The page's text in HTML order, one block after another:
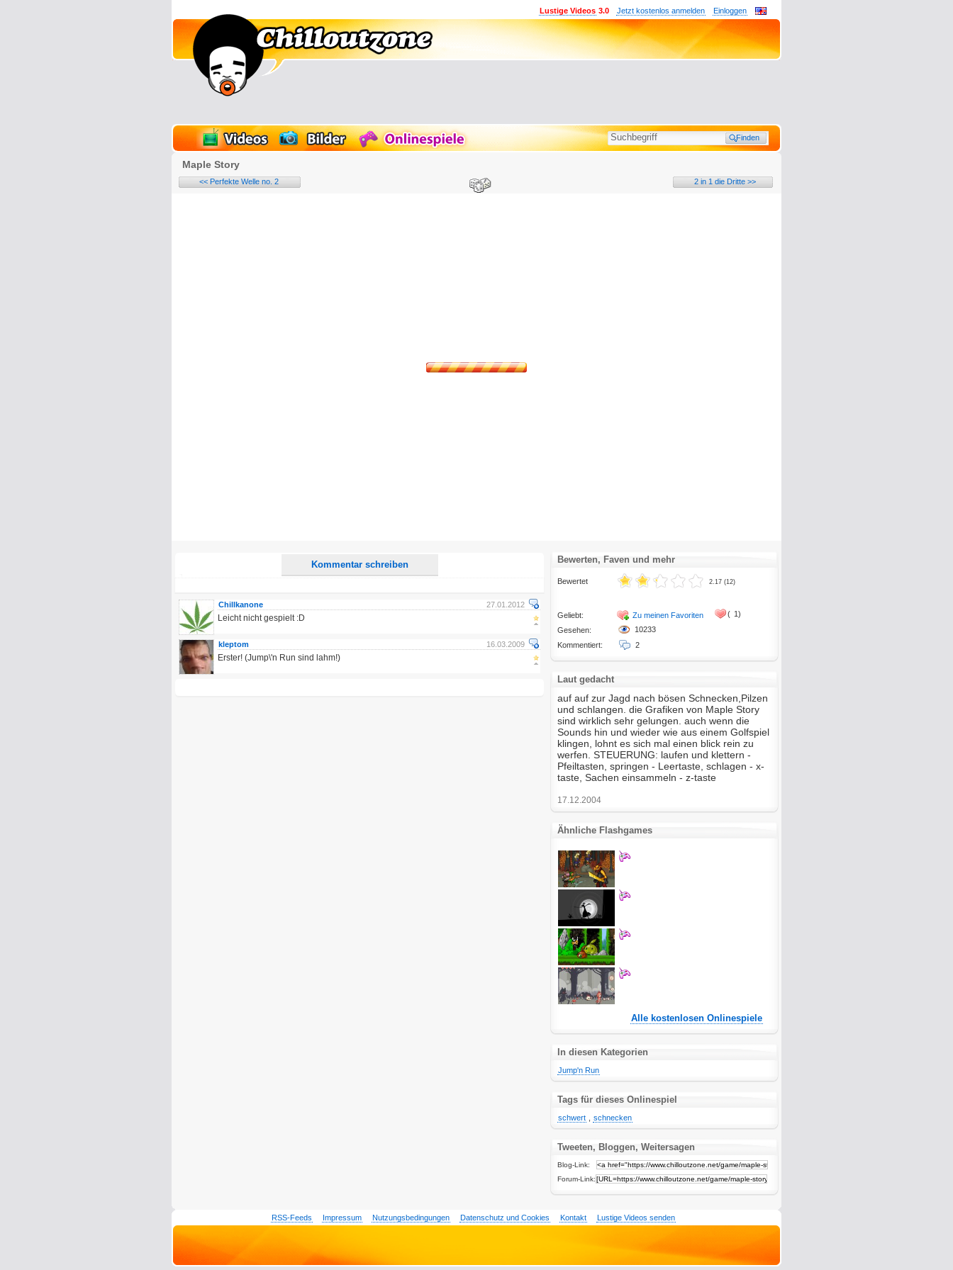
Einloggen
Jetzt kostenlos anmelden
Lustige Videos 3.0
Maple Story
<< Perfekte Welle no. 2 2 in 1 die Dritte >>
Kommentar schreiben
27.01.2012
Chillkanone
Leicht nicht gespielt :D
16.03.2009
kleptom
Erster! (Jump\'n Run sind lahm!)
Bewerten, Faven und mehr
Bewertet
Geliebt:
Gesehen:
Kommentiert:
2.17 (12)
Zu meinen Favoriten
10233
2
( 1)
Laut gedacht
auf auf zur Jagd nach bösen Schnecken,Pilzen
und schlangen. die Grafiken von Maple Story
sind wirklich sehr gelungen. auch wenn die
Sounds hin und wieder wie aus einem Golfspiel
klingen, lohnt es sich mal einen blick rein zu
werfen. STEUERUNG: laufen und klettern -
Pfeiltasten, springen - Leertaste, schlagen - x-
taste, Sachen einsammeln - z-taste
17.12.2004
Ähnliche Flashgames
Alle kostenlosen Onlinespiele
In diesen Kategorien
Jump'n Run
Tags für dieses Onlinespiel
schwert schnecken
Tweeten, Bloggen, Weitersagen
Blog-Link:
Forum-Link:
RSS-Feeds Impressum Nutzungsbedingungen Datenschutz und Cookies Kontakt Lustige Videos senden